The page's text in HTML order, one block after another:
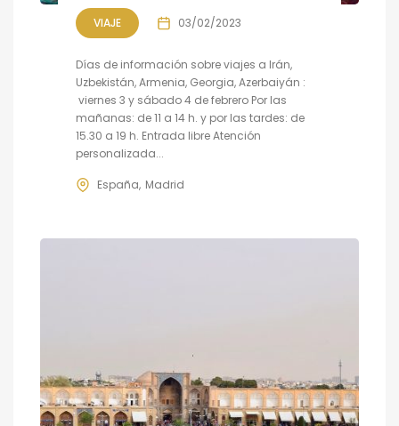
VIAJE 03/02/2023
Días de información sobre viajes a Irán,
Uzbekistán, Armenia, Georgia, Azerbaiyán :
viernes 3 y sábado 4 de febrero Por las
mañanas: de 11 a 14 h. y por las tardes: de
15.30 a 19 h. Entrada libre Atención
personalizada...
España Madrid